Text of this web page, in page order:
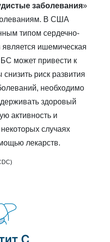
заболевания»
В США
типом сердечно-
является ишемическая
может привести к
риск развития
необходимо
здоровый
активность и
случаях
лекарств.